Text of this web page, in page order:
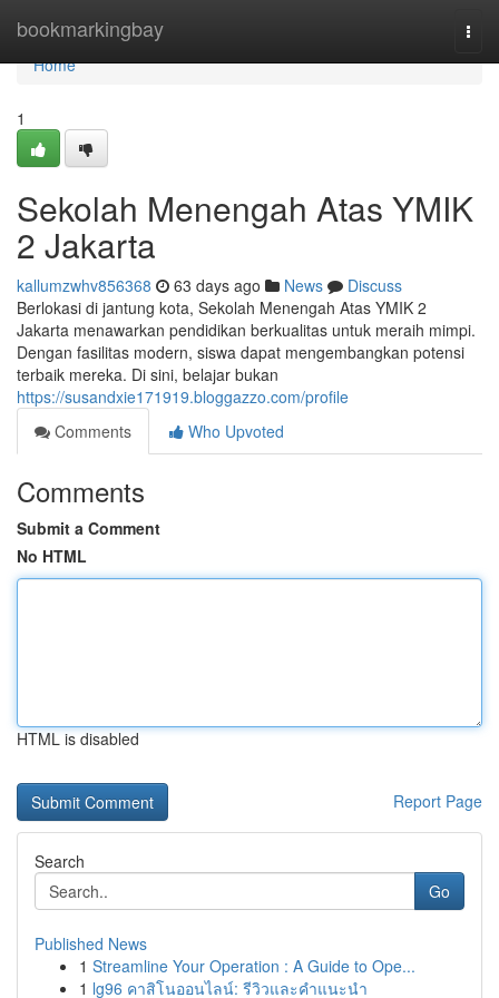
bookmarkingbay
Home
Home
1
Sekolah Menengah Atas YMIK
2 Jakarta
kallumzwhv856368 63 days ago News
Discuss
Berlokasi di jantung kota, Sekolah Menengah Atas YMIK 2
Jakarta menawarkan pendidikan berkualitas untuk meraih mimpi.
Dengan fasilitas modern, siswa dapat mengembangkan potensi
terbaik mereka. Di sini, belajar bukan
https://susandxie171919.bloggazzo.com/profile
Comments
Who Upvoted
Comments
Submit a Comment
No HTML
HTML is disabled
Report Page
Search
Go
Published News
1 Streamline Your Operation : A Guide to Ope...
1 lg96 คาสิโนออนไลน์: รีวิวและคำแนะนำ